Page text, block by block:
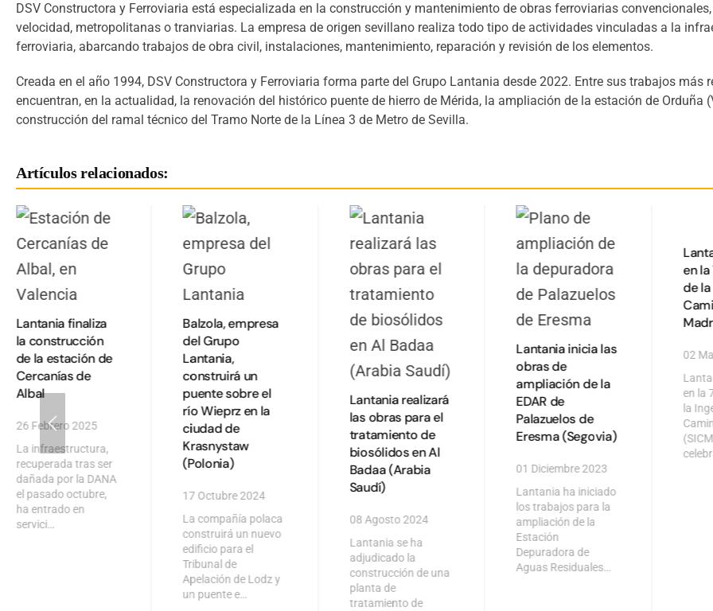
DSV Constructora y Ferroviaria está especializada en la construcción y mantenimiento de obras ferroviarias
velocidad, metropolitanas o tranviarias. La empresa de origen sevillano realiza todo tipo de actividades vinculadas a la
ferroviaria, abarcando trabajos de obra civil, instalaciones, mantenimiento, reparación y revisión de los elementos.
Creada en el año 1994, DSV Constructora y Ferroviaria forma parte del Grupo Lantania desde 2022. Entre sus trabajos más
encuentran, en la actualidad, la renovación del histórico puente de hierro de Mérida, la ampliación de la estación de Orduña
construcción del ramal técnico del Tramo Norte de la Línea 3 de Metro de Sevilla.
Artículos relacionados:
Lantania finaliza
la construcción
de la estación de
Cercanías de
Albal
26 Febrero 2025
La infraestructura,
recuperada tras ser
dañada por la DANA
el pasado octubre,
ha entrado en
servici…
Balzola, empresa
del Grupo
Lantania,
construirá un
puente sobre el
río Wieprz en la
ciudad de
Krasnystaw
(Polonia)
17 Octubre 2024
La compañía polaca
construirá un nuevo
edificio para el
Tribunal de
Apelación de Lodz y
un puente e…
Lantania realizará
las obras para el
tratamiento de
biosólidos en Al
Badaa (Arabia
Saudí)
08 Agosto 2024
Lantania se ha
adjudicado la
construcción de una
planta de
tratamiento de
Lantania inicia las
obras de
ampliación de la
EDAR de
Palazuelos de
Eresma (Segovia)
01 Diciembre 2023
Lantania ha iniciado
los trabajos para la
ampliación de la
Estación
Depuradora de
Aguas Residuales…
en la
de
02
en la
la